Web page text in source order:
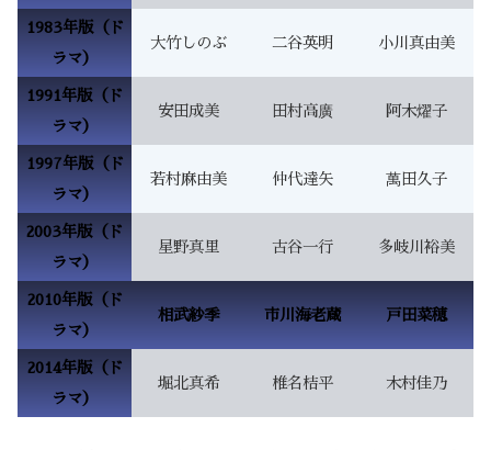
1983年版（ド
ラマ）
大竹しのぶ 二谷英明 小川真由美
1991年版（ド
ラマ）
安田成美 田村高廣 阿木燿子
1997年版（ド
ラマ）
若村麻由美 仲代達矢 萬田久子
2003年版（ド
ラマ）
星野真里 古谷一行 多岐川裕美
2010年版（ド
ラマ）
相武紗季 市川海老蔵 戸田菜穂
2014年版（ド
ラマ）
堀北真希 椎名桔平 木村佳乃